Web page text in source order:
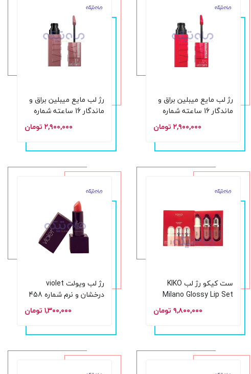
رژ لب مایع میبلین براق و
ماندگار 16 ساعته شماره
45 Capricious حجم 4.2 ۲,۹۰۰,۰۰۰ تومان
رژ لب مایع میبلین براق و
ماندگار 16 ساعته شماره
110 Awestruck حجم 4.2 ۲,۹۰۰,۰۰۰ تومان
ست کیکو رژ لب KIKO
Milano Glossy Lip Set
۹,۸۰۰,۰۰۰ تومان
رژ لب ویولت violet
درخشان و نرم شماره 458
۱,۳۰۰,۰۰۰ تومان